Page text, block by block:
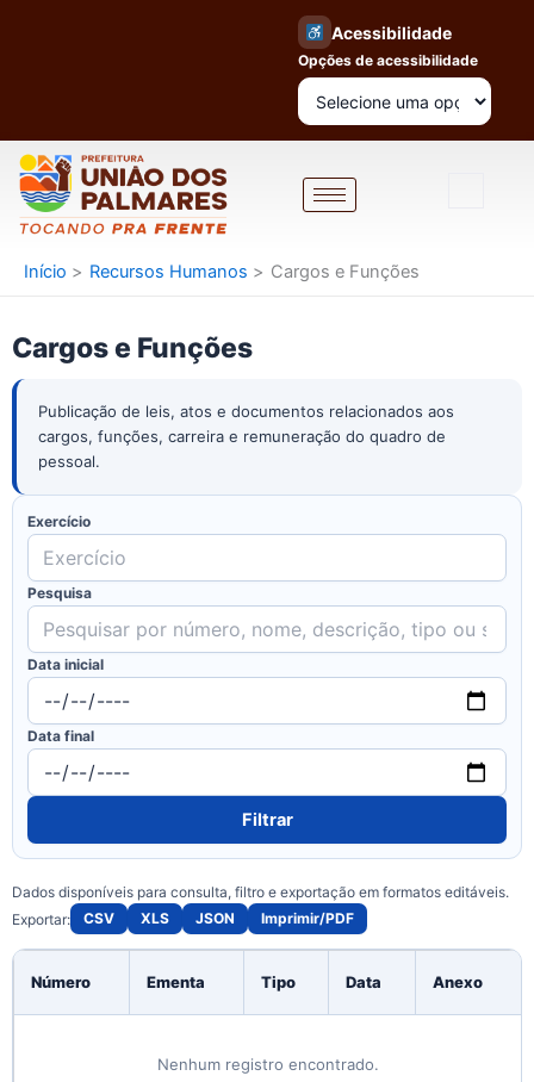
Acessibilidade
Opções de acessibilidade
Início Recursos Humanos Cargos e Funções
Cargos e Funções
Publicação de leis, atos e documentos relacionados aos
cargos, funções, carreira e remuneração do quadro de
pessoal.
Exercício
Pesquisa
Data inicial
Data final
Filtrar
Dados disponíveis para consulta, filtro e exportação em formatos editáveis.
Exportar:
CSV XLS JSON Imprimir/PDF
Número Ementa Tipo Data Anexo
Nenhum registro encontrado.